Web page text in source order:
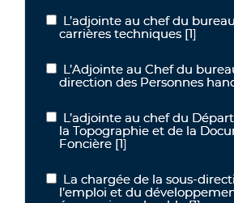
L’adjointe au chef du bureau des
L’adjointe au chef du
carrières techniques [1]
L’Adjointe au Chef du bureau en
L’Adjointe au Chef du
direction des Personnes
L’adjointe au chef du Département
L’adjointe au chef du
la Topographie et de la
Foncière [1]
La chargée de la sous-direction de
La chargée de la sous-
l’emploi et du